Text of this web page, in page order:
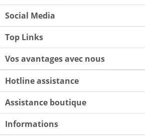
Social Media
Top Links
Vos avantages avec nous
Hotline assistance
Assistance boutique
Informations